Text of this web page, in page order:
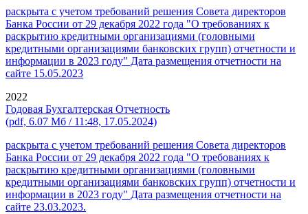
раскрыта с учетом требований решения Совета директоров
Банка России от 29 декабря 2022 года "О требованиях к
раскрытию кредитными организациями (головными
кредитными организациями банковских групп) отчетности и
информации в 2023 году" Дата размещения отчетности на
сайте 15.05.2023
2022
Годовая Бухгалтерская Отчетность
(pdf, 6.07 Мб / 11:48, 17.05.2024)
раскрыта с учетом требований решения Совета директоров
Банка России от 29 декабря 2022 года "О требованиях к
раскрытию кредитными организациями (головными
кредитными организациями банковских групп) отчетности и
информации в 2023 году" Дата размещения отчетности на
сайте 23.03.2023.